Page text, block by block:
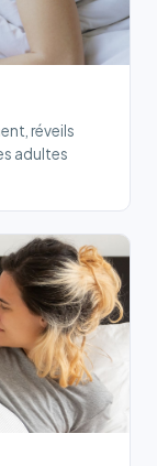
réveils
adultes